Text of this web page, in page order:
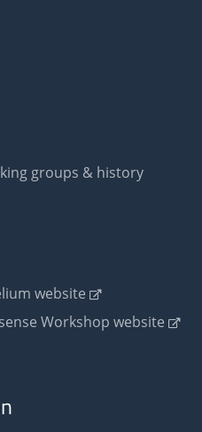
groups & history
website
Workshop website